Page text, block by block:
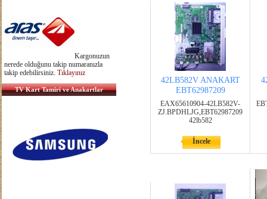
Kargonuzun
nerede olduğunu takip numaranızla
takip edebilirsiniz. Tıklayınız
TV Kart Tamiri ve Anakartlar
42LB582V ANAKART
EBT62987209
EAX65610904-42LB582V-
ZJ.BPDHLJG,EBT62987209
42lb582
İncele